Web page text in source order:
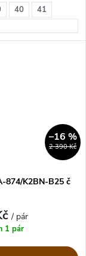
40
41
2 390 Kč
–16 %
874/K2BN-B25 č
/ pár
1 pár